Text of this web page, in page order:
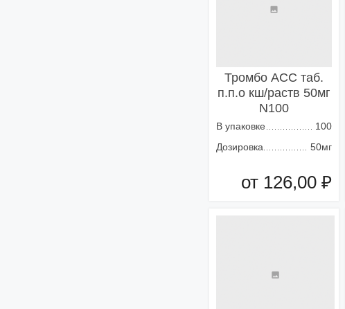
Тромбо АСС таб.
п.п.о кш/раств 50мг
N100
В упаковке
100
Дозировка
50мг
от 126,00 ₽